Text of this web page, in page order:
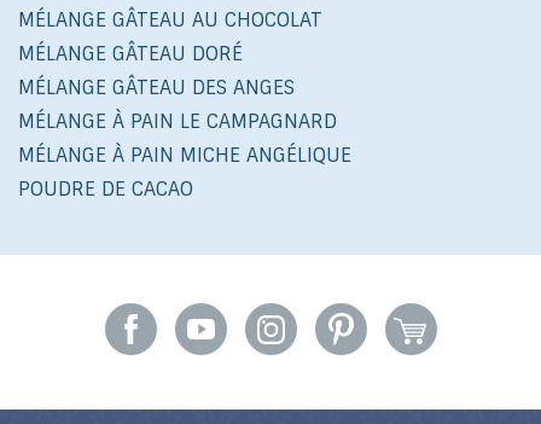
MÉLANGE GÂTEAU AU CHOCOLAT
MÉLANGE GÂTEAU DORÉ
MÉLANGE GÂTEAU DES ANGES
MÉLANGE À PAIN LE CAMPAGNARD
MÉLANGE À PAIN MICHE ANGÉLIQUE
POUDRE DE CACAO